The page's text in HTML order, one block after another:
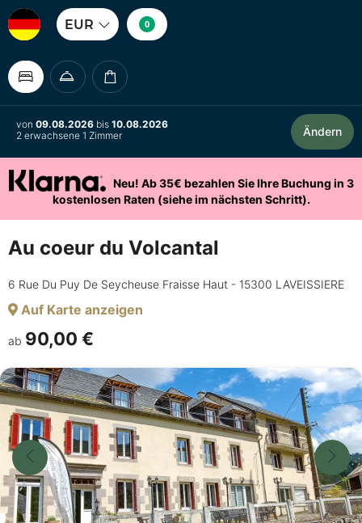
EUR 0
von 09.08.2026 bis 10.08.2026
2 erwachsene 1 Zimmer
Ändern
Neu! Ab 35€ bezahlen Sie Ihre Buchung in 3
kostenlosen Raten (siehe im nächsten Schritt).
Au coeur du Volcantal
6 Rue Du Puy De Seycheuse Fraisse Haut - 15300 LAVEISSIERE
Auf Karte anzeigen
ab 90,00 €